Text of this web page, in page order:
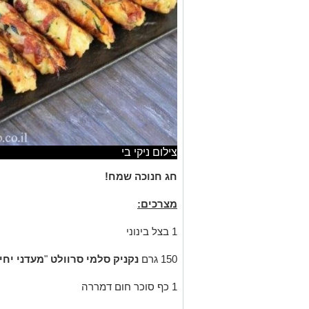
צילום ניקי בי
חג חנוכה שמח!
מצרכים:
1 בצל בינוני
150 גרם נקניק סלמי סרוולט "מעדני
1 כף סוכר חום דמררה